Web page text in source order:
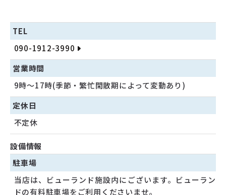
TEL
090-1912-3990
営業時間
9時〜17時(季節・繁忙閑散期によって変動あり)
定休日
不定休
設備情報
駐車場
当店は、ビューランド施設内にございます。ビューラン
ドの有料駐車場をご利用くださいませ。